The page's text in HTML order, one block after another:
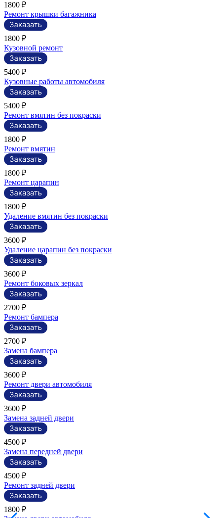
1800 ₽
Ремонт крышки багажника
1800 ₽
Кузовной ремонт
5400 ₽
Кузовные работы автомобиля
5400 ₽
Ремонт вмятин без покраски
1800 ₽
Ремонт вмятин
1800 ₽
Ремонт царапин
1800 ₽
Удаление вмятин без покраски
3600 ₽
Удаление царапин без покраски
3600 ₽
Ремонт боковых зеркал
2700 ₽
Ремонт бампера
2700 ₽
Замена бампера
3600 ₽
Ремонт двери автомобиля
3600 ₽
Замена задней двери
4500 ₽
Замена передней двери
4500 ₽
Ремонт задней двери
1800 ₽